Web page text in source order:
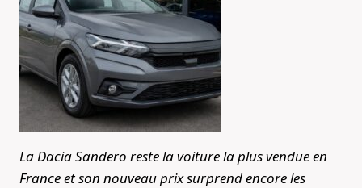
La Dacia Sandero reste la voiture la plus vendue en
France et son nouveau prix surprend encore les